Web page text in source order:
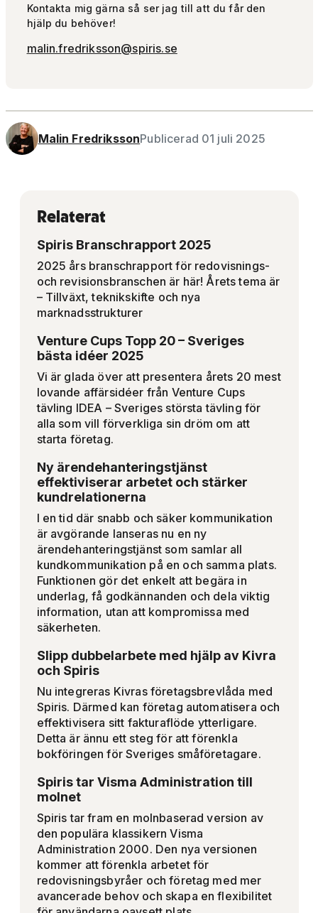
Kontakta mig gärna så ser jag till att du får den
hjälp du behöver!
malin.fredriksson@spiris.se
Malin FredrikssonPublicerad 01 juli 2025
Relaterat
Spiris Branschrapport 2025
2025 års branschrapport för redovisnings-
och revisionsbranschen är här! Årets tema är
– Tillväxt, teknikskifte och nya
marknadsstrukturer
Venture Cups Topp 20 – Sveriges
bästa idéer 2025
Vi är glada över att presentera årets 20 mest
lovande affärsidéer från Venture Cups
tävling IDEA – Sveriges största tävling för
alla som vill förverkliga sin dröm om att
starta företag.
Ny ärendehanteringstjänst
effektiviserar arbetet och stärker
kundrelationerna
I en tid där snabb och säker kommunikation
är avgörande lanseras nu en ny
ärendehanteringstjänst som samlar all
kundkommunikation på en och samma plats.
Funktionen gör det enkelt att begära in
underlag, få godkännanden och dela viktig
information, utan att kompromissa med
säkerheten.
Slipp dubbelarbete med hjälp av Kivra
och Spiris
Nu integreras Kivras företagsbrevlåda med
Spiris. Därmed kan företag automatisera och
effektivisera sitt fakturaflöde ytterligare.
Detta är ännu ett steg för att förenkla
bokföringen för Sveriges småföretagare.
Spiris tar Visma Administration till
molnet
Spiris tar fram en molnbaserad version av
den populära klassikern Visma
Administration 2000. Den nya versionen
kommer att förenkla arbetet för
redovisningsbyråer och företag med mer
avancerade behov och skapa en flexibilitet